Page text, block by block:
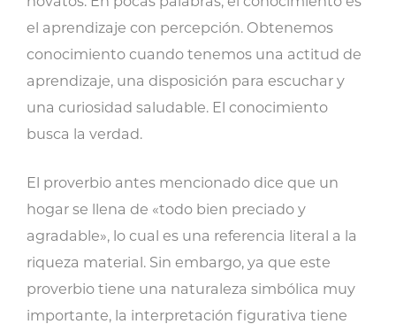
el aprendizaje con percepción. Obtenemos
conocimiento cuando tenemos una actitud de
aprendizaje, una disposición para escuchar y
una curiosidad saludable. El conocimiento
busca la verdad.
El proverbio antes mencionado dice que un
hogar se llena de «todo bien preciado y
agradable», lo cual es una referencia literal a la
riqueza material. Sin embargo, ya que este
proverbio tiene una naturaleza simbólica muy
importante, la interpretación figurativa tiene